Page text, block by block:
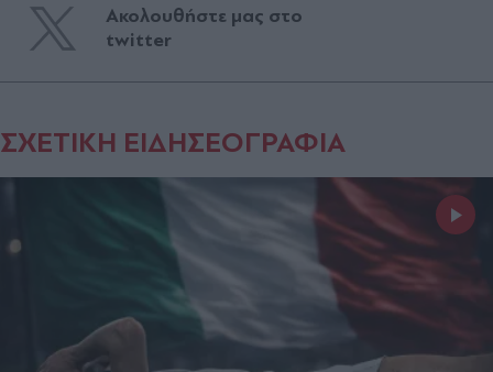
Ακολουθήστε μας στο
twitter
ΣΧΕΤΙΚΗ ΕΙΔΗΣΕΟΓΡΑΦΙΑ